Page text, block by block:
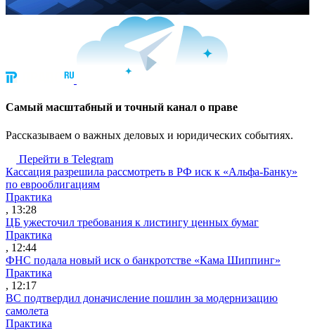
Cамый масштабный и точный канал о праве
Рассказываем о важных деловых и юридических событиях.
Перейти в Telegram
Кассация разрешила рассмотреть в РФ иск к «Альфа-Банку»
по еврооблигациям
Практика
, 13:28
ЦБ ужесточил требования к листингу ценных бумаг
Практика
, 12:44
ФНС подала новый иск о банкротстве «Кама Шиппинг»
Практика
, 12:17
ВС подтвердил доначисление пошлин за модернизацию
самолета
Практика